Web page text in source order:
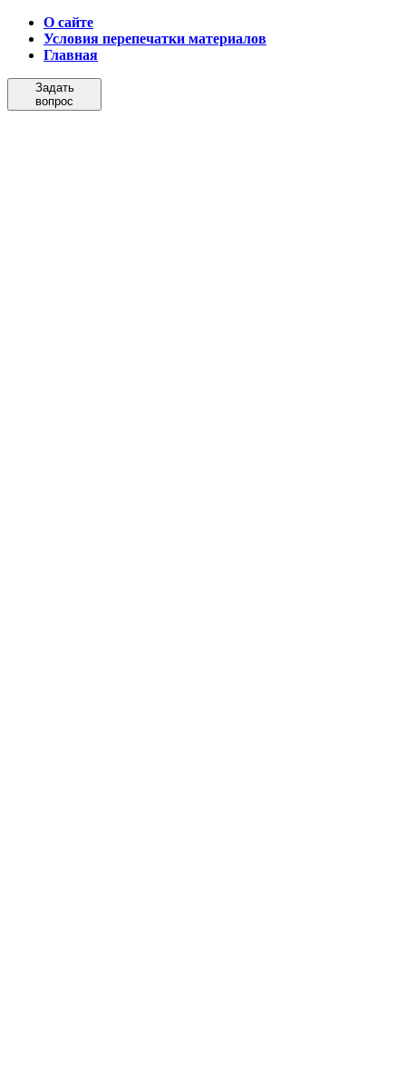
О сайте
Условия перепечатки материалов
Главная
Задать
вопрос